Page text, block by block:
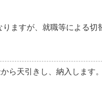
ますが、就職等による切
ら天引きし、納入します